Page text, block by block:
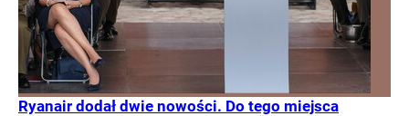
Ryanair dodał dwie nowości. Do tego miejsca